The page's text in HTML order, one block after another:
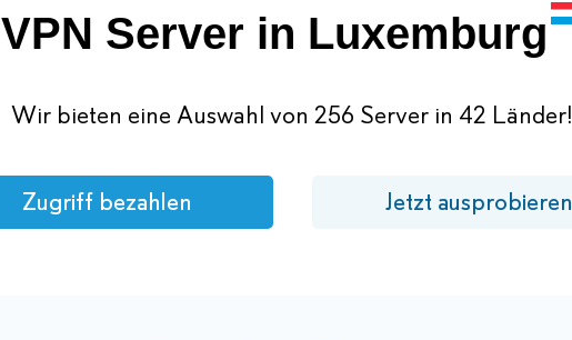
VPN Server in Luxemburg
Wir bieten eine Auswahl von 256 Server in 42 Länder!
Zugriff bezahlen Jetzt ausprobieren